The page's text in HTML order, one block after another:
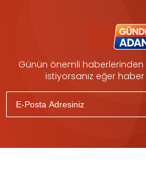
Günün önemli
istiyorsanız eğer